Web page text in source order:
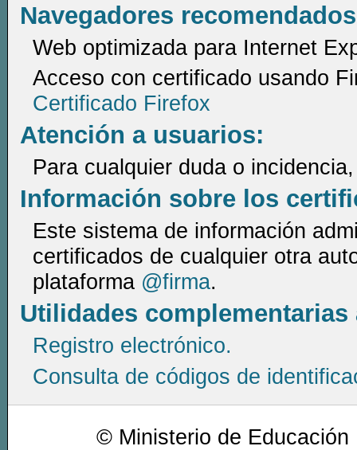
Navegadores
Web optimizada para Internet
Acceso con certificado usando
Certificado Firefox
Atención a usuarios:
Para cualquier duda o
Información sobre los
Este sistema de información
certificados de cualquier otra
plataforma @firma.
Utilidades
Registro electrónico.
Consulta de códigos de
© Ministerio de